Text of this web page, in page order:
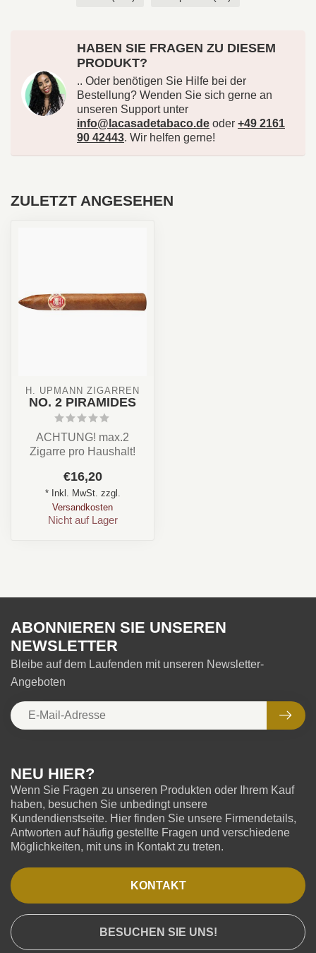
HABEN SIE FRAGEN ZU DIESEM
PRODUKT?
.. Oder benötigen Sie Hilfe bei der
Bestellung? Wenden Sie sich gerne an
unseren Support unter
info@lacasadetabaco.de oder +49 2161
90 42443. Wir helfen gerne!
ZULETZT ANGESEHEN
H. UPMANN ZIGARREN
NO. 2 PIRAMIDES
ACHTUNG! max.2
Zigarre pro Haushalt!
Stärke: ✪✪✪✩✩
Aroma: Creme,...
€16,20
* Inkl. MwSt. zzgl.
Versandkosten
Nicht auf Lager
NEU HIER?
Wenn Sie Fragen zu unseren Produkten oder Ihrem Kauf
haben, besuchen Sie unbedingt unsere
Kundendienstseite. Hier finden Sie unsere Firmendetails,
Antworten auf häufig gestellte Fragen und verschiedene
Möglichkeiten, mit uns in Kontakt zu treten.
KONTAKT
BESUCHEN SIE UNS!
ABONNIEREN SIE UNSEREN
NEWSLETTER
Bleibe auf dem Laufenden mit unseren Newsletter-
Angeboten